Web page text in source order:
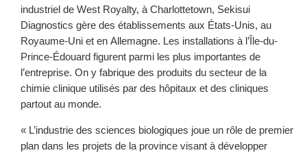
industriel de West Royalty, à Charlottetown, Sekisui
Diagnostics gère des établissements aux États-Unis, au
Royaume-Uni et en Allemagne. Les installations à l’Île-du-
Prince-Édouard figurent parmi les plus importantes de
l’entreprise. On y fabrique des produits du secteur de la
chimie clinique utilisés par des hôpitaux et des cliniques
partout au monde.
« L’industrie des sciences biologiques joue un rôle de premier
plan dans les projets de la province visant à développer